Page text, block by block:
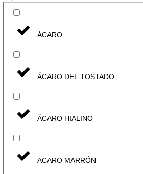
ÁCARO
ÁCARO DEL TOSTADO
ÁCARO HIALINO
ACARO MARRÓN